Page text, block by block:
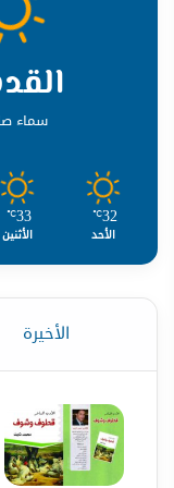
سماء
32
℃
الأحد
33
℃
الأثنين
الأخيرة